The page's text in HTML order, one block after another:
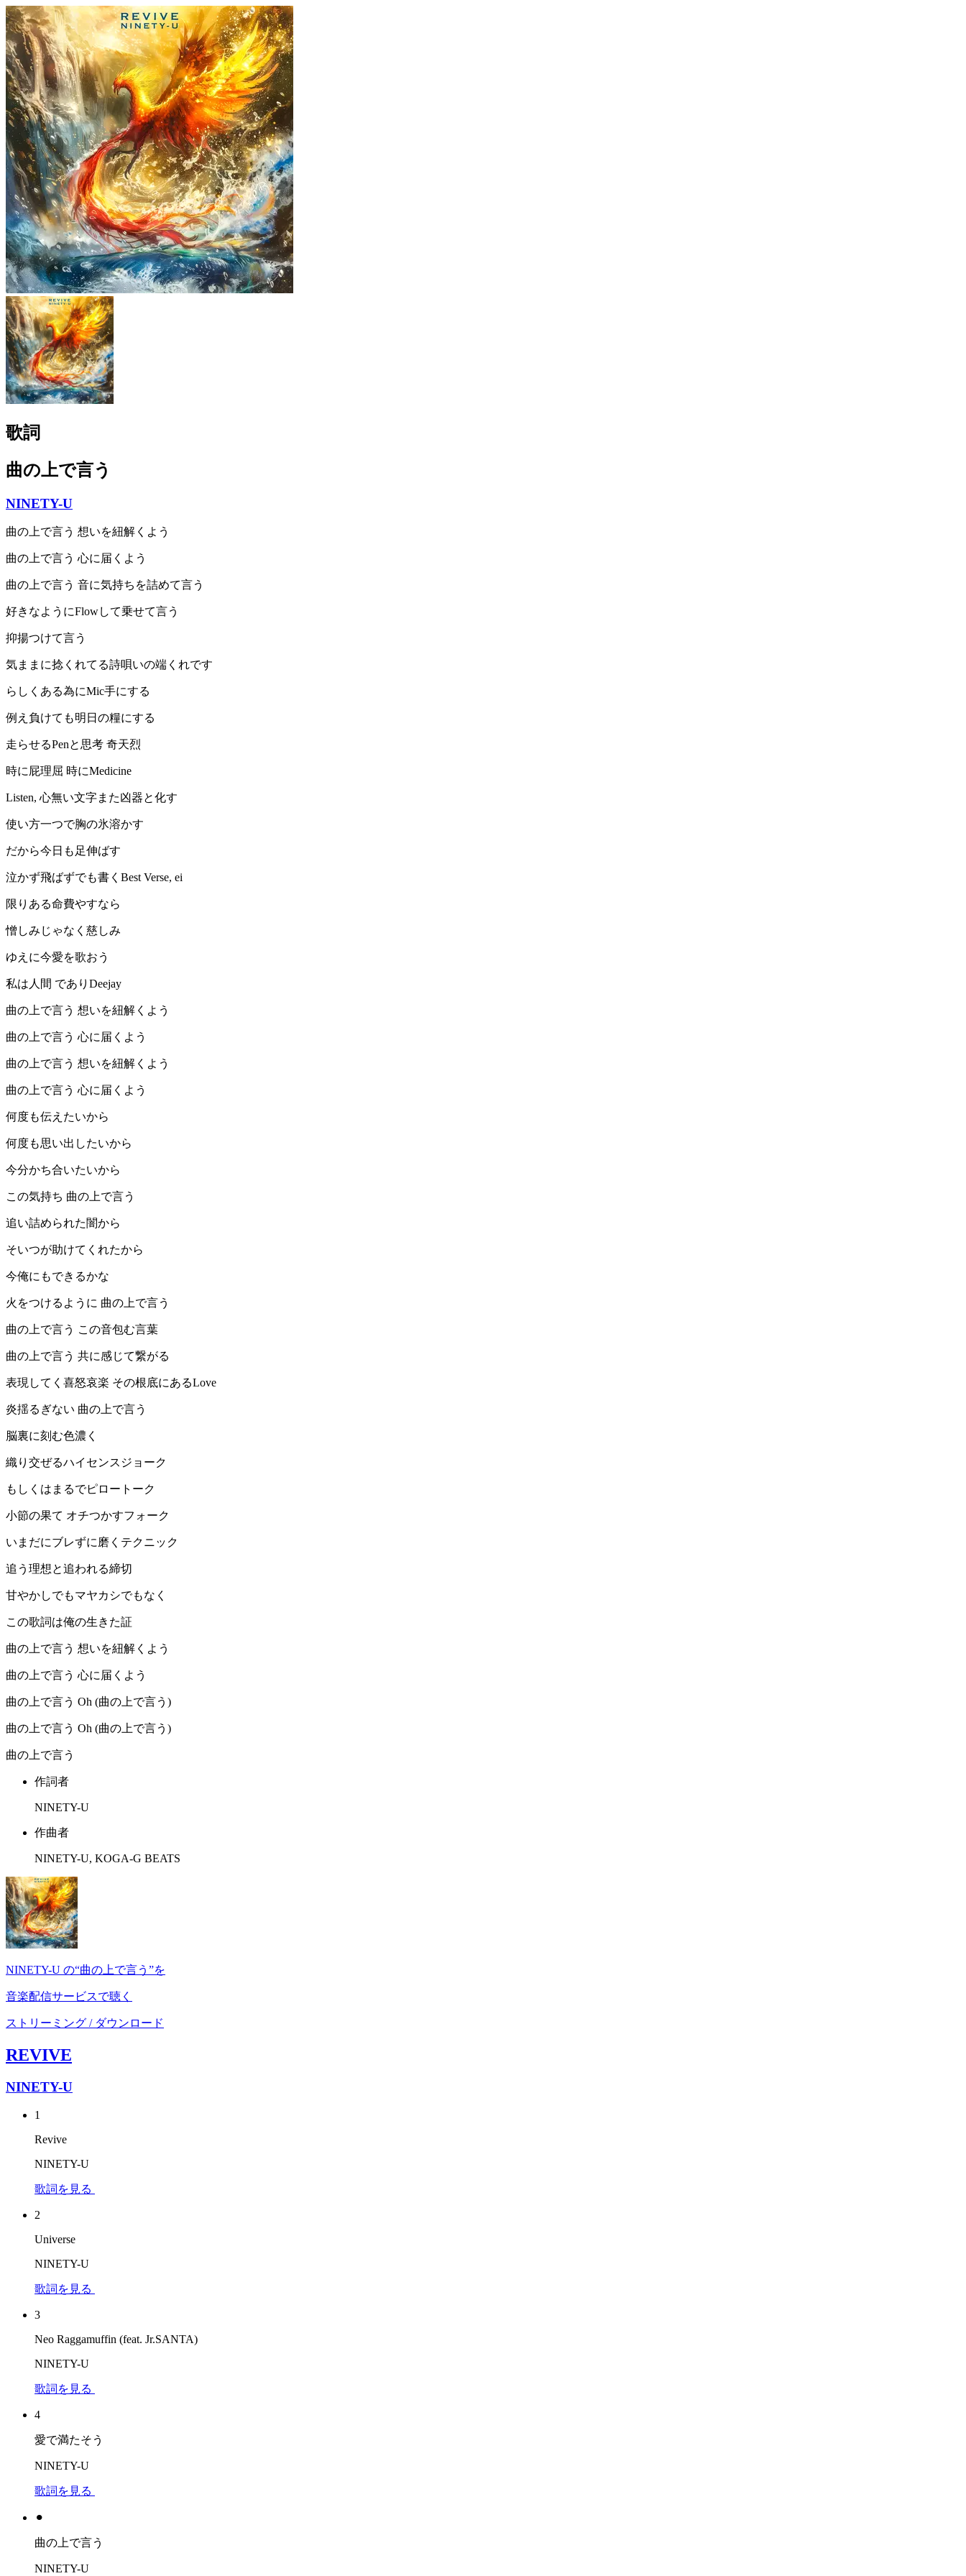
歌詞
曲の上で言う
NINETY-U
曲の上で言う 想いを紐解くよう
曲の上で言う 心に届くよう
曲の上で言う 音に気持ちを詰めて言う
好きなようにFlowして乗せて言う
抑揚つけて言う
気ままに捻くれてる詩唄いの端くれです
らしくある為にMic手にする
例え負けても明日の糧にする
走らせるPenと思考 奇天烈
時に屁理屈 時にMedicine
Listen, 心無い文字また凶器と化す
使い方一つで胸の氷溶かす
だから今日も足伸ばす
泣かず飛ばずでも書くBest Verse, ei
限りある命費やすなら
憎しみじゃなく慈しみ
ゆえに今愛を歌おう
私は人間 でありDeejay
曲の上で言う 想いを紐解くよう
曲の上で言う 心に届くよう
曲の上で言う 想いを紐解くよう
曲の上で言う 心に届くよう
何度も伝えたいから
何度も思い出したいから
今分かち合いたいから
この気持ち 曲の上で言う
追い詰められた闇から
そいつが助けてくれたから
今俺にもできるかな
火をつけるように 曲の上で言う
曲の上で言う この音包む言葉
曲の上で言う 共に感じて繋がる
表現してく喜怒哀楽 その根底にあるLove
炎揺るぎない 曲の上で言う
脳裏に刻む色濃く
織り交ぜるハイセンスジョーク
もしくはまるでピロートーク
小節の果て オチつかすフォーク
いまだにブレずに磨くテクニック
追う理想と追われる締切
甘やかしでもマヤカシでもなく
この歌詞は俺の生きた証
曲の上で言う 想いを紐解くよう
曲の上で言う 心に届くよう
曲の上で言う Oh (曲の上で言う)
曲の上で言う Oh (曲の上で言う)
曲の上で言う
作詞者
NINETY-U
作曲者
NINETY-U, KOGA-G BEATS
NINETY-U の“曲の上で言う”を
音楽配信サービスで聴く
ストリーミング / ダウンロード
REVIVE
NINETY-U
1
Revive
NINETY-U
歌詞を見る
2
Universe
NINETY-U
歌詞を見る
3
Neo Raggamuffin (feat. Jr.SANTA)
NINETY-U
歌詞を見る
4
愛で満たそう
NINETY-U
歌詞を見る
⚫︎
曲の上で言う
NINETY-U